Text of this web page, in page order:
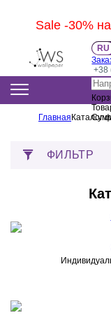
Sale -30%
RU
+38
Главная Каталог
ФИЛЬТР